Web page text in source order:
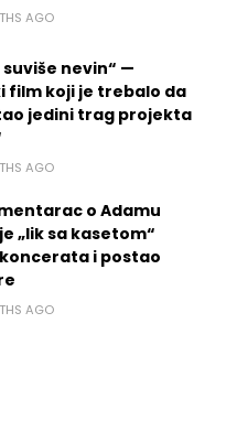
AGO
suviše nevin“ —
film koji je trebalo da
jedini trag projekta
AGO
o Adamu
„lik sa kasetom“
i postao
AGO